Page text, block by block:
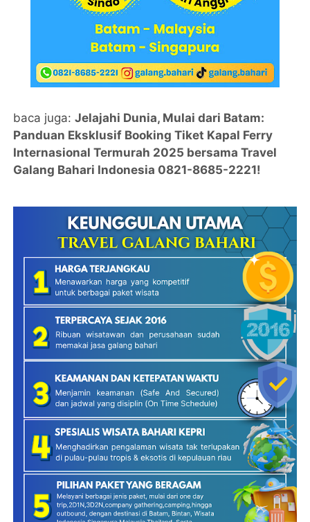
baca juga:Jelajahi Dunia, Mulai dari Batam:
Panduan Eksklusif Booking Tiket Kapal Ferry
Internasional Termurah 2025 bersama Travel
Galang Bahari Indonesia 0821-8685-2221!